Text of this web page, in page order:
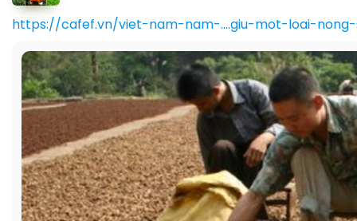
https://cafef.vn/viet-nam-nam-....giu-mot-loai-